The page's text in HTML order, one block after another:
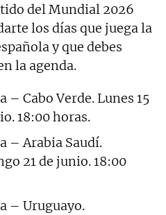
del Mundial 2026
los días que juega la
y que debes
la agenda.
– Cabo Verde. Lunes 15
18:00 horas.
– Arabia Saudí.
21 de junio. 18:00
– Uruguayo.